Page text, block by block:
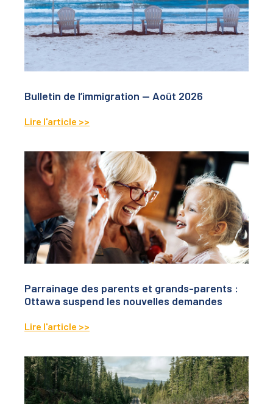
Bulletin de l’immigration — Août 2026
Lire l'article >>
Parrainage des parents et grands-parents :
Ottawa suspend les nouvelles demandes
Lire l'article >>